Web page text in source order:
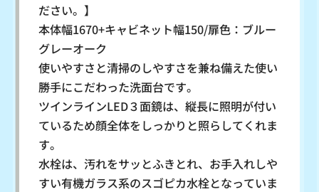
ださい。】
本体幅1670+キャビネット幅150/扉色：ブルー
グレーオーク
使いやすさと清掃のしやすさを兼ね備えた使い
勝手にこだわった洗面台です。
ツインラインLED３面鏡は、縦長に照明が付い
ているため顔全体をしっかりと照らしてくれま
す。
水栓は、汚れをサッとふきとれ、お手入れしや
すい有機ガラス系のスゴピカ水栓となっていま